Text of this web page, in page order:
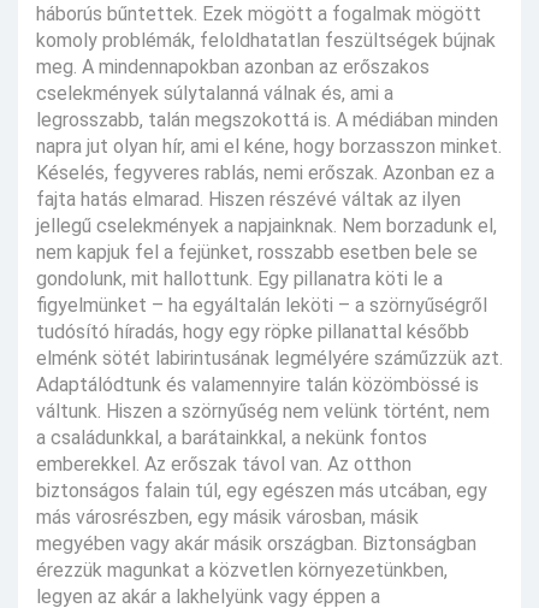
háborús bűntettek. Ezek mögött a fogalmak mögött
komoly problémák, feloldhatatlan feszültségek bújnak
meg. A mindennapokban azonban az erőszakos
cselekmények súlytalanná válnak és, ami a
legrosszabb, talán megszokottá is. A médiában minden
napra jut olyan hír, ami el kéne, hogy borzasszon minket.
Késelés, fegyveres rablás, nemi erőszak. Azonban ez a
fajta hatás elmarad. Hiszen részévé váltak az ilyen
jellegű cselekmények a napjainknak. Nem borzadunk el,
nem kapjuk fel a fejünket, rosszabb esetben bele se
gondolunk, mit hallottunk. Egy pillanatra köti le a
figyelmünket – ha egyáltalán leköti – a szörnyűségről
tudósító híradás, hogy egy röpke pillanattal később
elménk sötét labirintusának legmélyére száműzzük azt.
Adaptálódtunk és valamennyire talán közömbössé is
váltunk. Hiszen a szörnyűség nem velünk történt, nem
a családunkkal, a barátainkkal, a nekünk fontos
emberekkel. Az erőszak távol van. Az otthon
biztonságos falain túl, egy egészen más utcában, egy
más városrészben, egy másik városban, másik
megyében vagy akár másik országban. Biztonságban
érezzük magunkat a közvetlen környezetünkben,
legyen az akár a lakhelyünk vagy éppen a